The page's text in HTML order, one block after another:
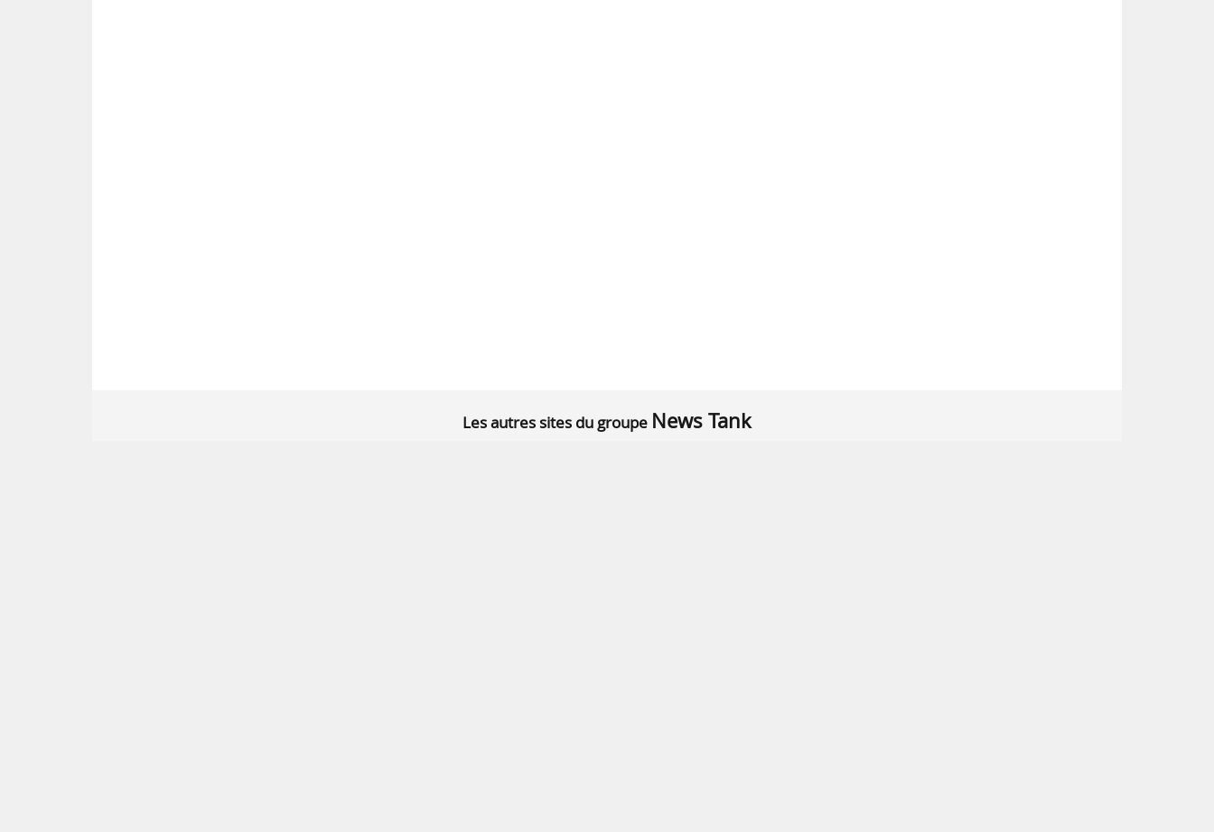
Les autres sites du groupe News Tank